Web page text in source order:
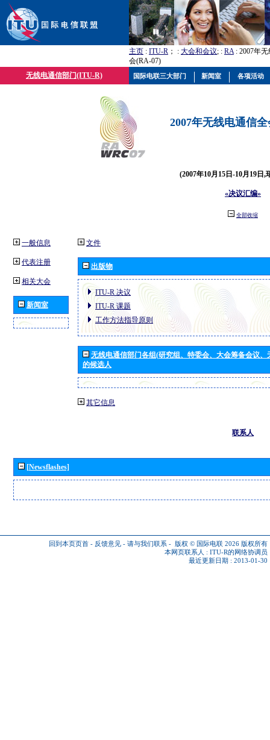
主页 : ITU-R ； : 大会和会议; : RA: 2007年
会(RA-07)
无线电通信部门(ITU-R)
2007年无线电通信
(2007年10月15日-10月19日,
«决议汇编»
全部收缩
一般信息
代表注册
相关大会
新闻室
文件
出版物
ITU-R 决议
ITU-R 课题
工作方法指导原则
无线电通信部门各组(研究组、特委会、大会筹备会议
的候选人
其它信息
联系人
[Newsflashes]
回到本页页首 - 反馈意见 - 请与我们联系 - 版权 © 国际电联 2026 版权所有
本网页联系人 : ITU-R的网络协调员
最近更新日期 : 2013-01-30
国际电联三大部门 新闻室 各项活动